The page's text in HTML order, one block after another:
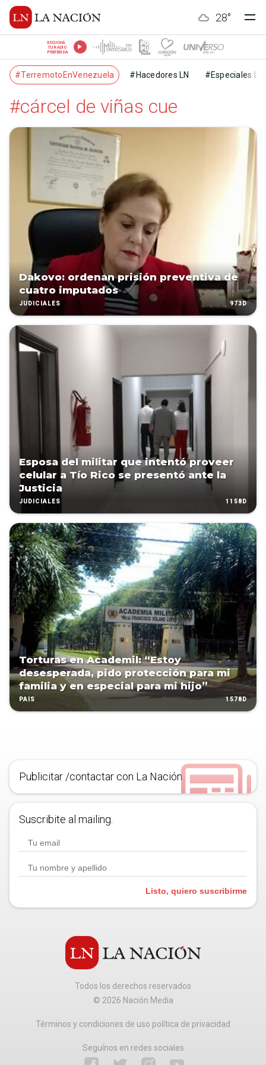
28°
ESCUCHÁ
TU RADIO
PREFERIDA
#TerremotoEnVenezuela #Hacedores LN #Especiales LN
#cárcel de viñas cue
Dakovo: ordenan prisión preventiva de
cuatro imputados
JUDICIALES 973D
Esposa del militar que intentó proveer
celular a Tío Rico se presentó ante la
Justicia
JUDICIALES 1158D
Torturas en Academil: “Estoy
desesperada, pido protección para mi
familia y en especial para mi hijo”
PAÍS 1578D
Publicitar /contactar con La Nación
Suscribite al mailing.
Listo, quiero suscribirme
Todos los derechos reservados
© 2026 Nación Media
Términos y condiciones de uso política de privacidad
Seguínos en redes sociales